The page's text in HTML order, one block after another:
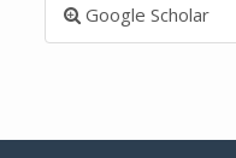
Google Scholar